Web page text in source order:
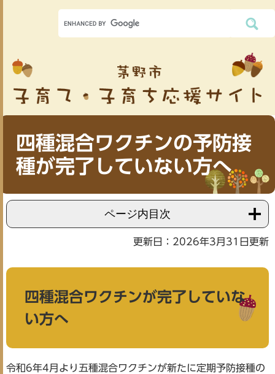
四種混合ワクチンの予防接
種が完了していない方へ
ページ内目次
更新日：2026年3月31日更新
四種混合ワクチンが完了していな
い方へ
令和6年4月より五種混合ワクチンが新たに定期予防接種の